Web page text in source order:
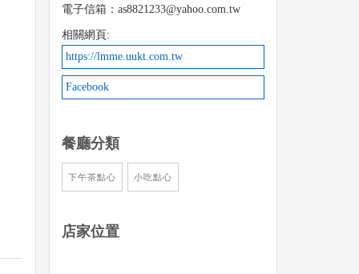
電子信箱：as8821233@yahoo.com.tw
相關網頁:
https://lmme.uukt.com.tw
Facebook
餐廳分類
下午茶點心 小吃點心
店家位置